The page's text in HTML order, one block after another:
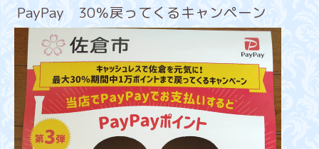
PayPay 30％戻ってくるキャンペーン